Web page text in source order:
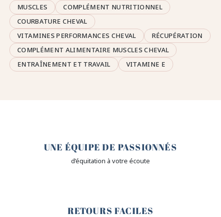
MUSCLES
COMPLÉMENT NUTRITIONNEL
COURBATURE CHEVAL
VITAMINES PERFORMANCES CHEVAL
RÉCUPÉRATION
COMPLÉMENT ALIMENTAIRE MUSCLES CHEVAL
ENTRAÎNEMENT ET TRAVAIL
VITAMINE E
UNE ÉQUIPE DE PASSIONNÉS
d’équitation à votre écoute
RETOURS FACILES